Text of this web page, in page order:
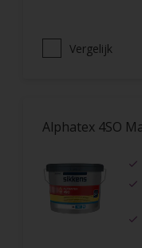
Vergelijk
Alphatex 4SO